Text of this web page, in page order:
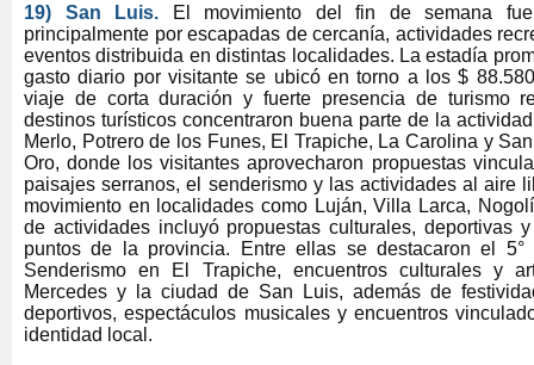
19) San Luis.
El movimiento del fin de semana fue
principalmente por escapadas de cercanía, actividades
eventos distribuida en distintas localidades. La estadía
gasto diario por visitante se ubicó en torno a los $
viaje de corta duración y fuerte presencia de turismo
destinos turísticos concentraron buena parte de la
Merlo, Potrero de los Funes, El Trapiche, La Carolina y
Oro, donde los visitantes aprovecharon propuestas
paisajes serranos, el senderismo y las actividades al aire
movimiento en localidades como Luján, Villa Larca,
de actividades incluyó propuestas culturales, deportivas
puntos de la provincia. Entre ellas se destacaron el 5°
Senderismo en El Trapiche, encuentros culturales y
Mercedes y la ciudad de San Luis, además de
deportivos, espectáculos musicales y encuentros
identidad local.